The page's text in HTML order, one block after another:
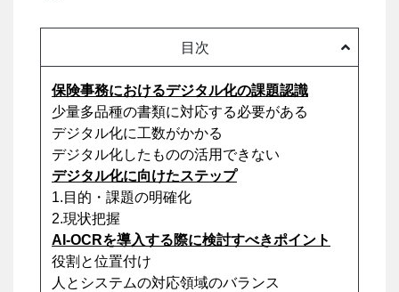
目次
保険事務におけるデジタル化の課題認識
少量多品種の書類に対応する必要がある
デジタル化に工数がかかる
デジタル化したものの活用できない
デジタル化に向けたステップ
1.目的・課題の明確化
2.現状把握
AI-OCRを導入する際に検討すべきポイント
役割と位置付け
人とシステムの対応領域のバランス